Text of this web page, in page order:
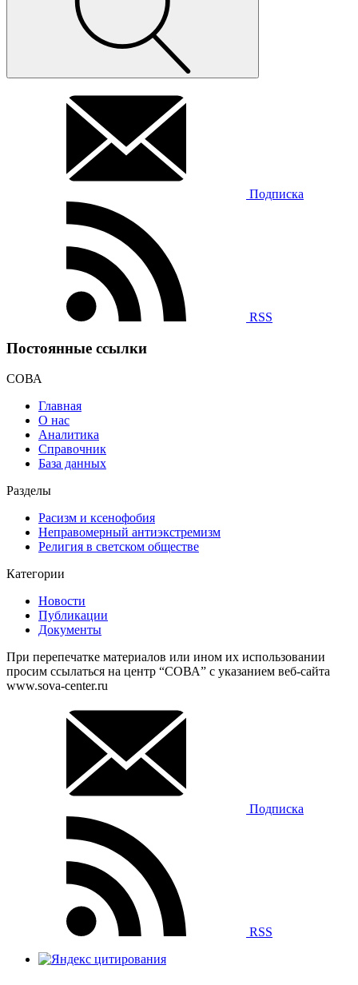
Подписка
RSS
Постоянные ссылки
СОВА
Главная
О нас
Аналитика
Справочник
База данных
Разделы
Расизм и ксенофобия
Неправомерный антиэкстремизм
Религия в светском обществе
Категории
Новости
Публикации
Документы
При перепечатке материалов или ином их использовании
просим ссылаться на центр “СОВА” с указанием веб-сайта
www.sova-center.ru
Подписка
RSS